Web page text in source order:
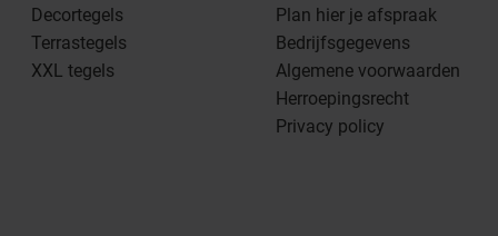
Decortegels
Terrastegels
XXL tegels
Plan hier je afspraak
Bedrijfsgegevens
Algemene voorwaarden
Herroepingsrecht
Privacy policy